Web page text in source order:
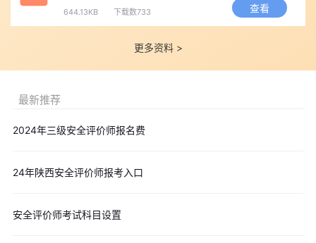
644.13KB 下载数733 查看
更多资料 >
最新推荐
2024年三级安全评价师报名费
24年陕西安全评价师报考入口
安全评价师考试科目设置